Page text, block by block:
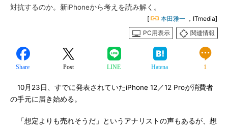
対抗するのか。新iPhoneから考えを読み解く。
[ 本田雅一 ，ITmedia]
PC用表示
関連情報
Share Post LINE Hatena 1
10月23日、すでに発表されていたiPhone 12／12 Proが消費者
の手元に届き始める。
「想定よりも売れそうだ」というアナリストの声もあるが、想